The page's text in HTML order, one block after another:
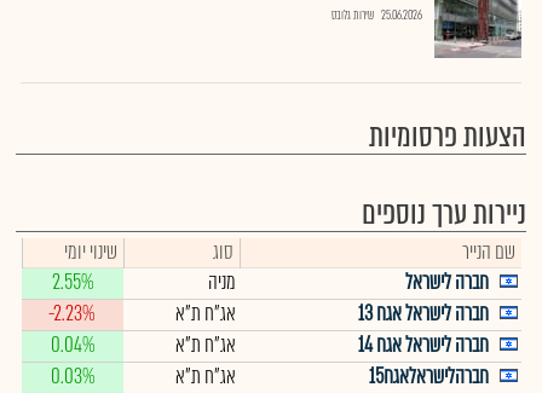
25.06.2026 שירות גלובס
הצעות פרסומיות
ניירות ערך נוספים
שם הנייר סוג
שינוי יומי
חברה לישראל
מניה
2.55%
חברה לישראל אגח 13
אג"ח ת"א
-2.23%
חברה לישראל אגח 14
אג"ח ת"א
0.04%
חברהלישראלאגח15
אג"ח ת"א 0.03%